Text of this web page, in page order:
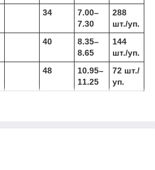
34
7.00–
7.30
288
шт./уп.
40
8.35–
8.65
144
шт./уп.
48
10.95–
11.25
72 шт./
уп.